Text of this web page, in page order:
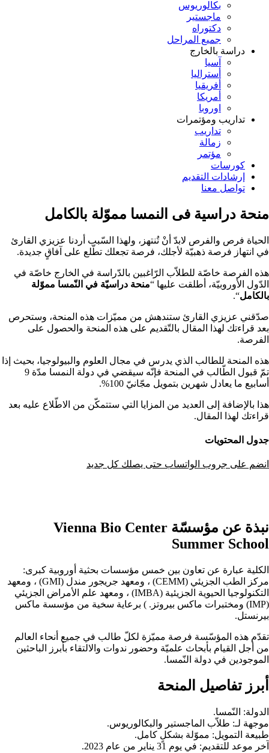
بكالوريوس
ماجستير
دكتوراه
جميع المراحل
دراسة بالخارج
آسيا
أستراليا
أفريقيا
أمريكا
اوروبا
تداريب ومؤتمرات
تداريب
زمالة
مؤتمر
كورسات
إرشادات التقديم
تواصل معنا
منحة دراسية فى النمسا مموّلة بالكامل
الحياة فرص والفرص لابدّ أنْ تُنتهز، ولهذا السّبب أردنا عزيزي القارئ
في انتهاز فرصة ذهبيّة لأجلك، فرصة تجعلك تطّلع على آفاقٍ جديدة.
هذه الفرصة خاصّة للطلاّب الرّاغبين بالدّراسة في الخارج خاصّة في
الدّول الأوروبيّة، أطلقت عليها “منحة دراسيّة في النّمسا مموّلة
بالكامل“.
صدّقني عزيزي القارئ ستندهش من مميّزات هذه المنحة، وستحرص
بعد قراءتك لهذا المقال بالتّقديم على هذه المنحة والحصول على
الفرصة.
هذه المنحة للطالب الذي يدرس في مجال العلوم والبيولوجيا، بحيث إذا
تمّ قبول الطّالب في المنحة فإنّه سيقضي في دولة النمسا مدّة 9
أسابيع ما يعادل شهرين بتمويل مجّانيّ 100%.
هذا بالإضافة إلى العديد من المزايا التي ستتمكّن من الاطّلاع عليه بعد
قراءتك لهذا المقال.
جدول المحتويات
انضم على جروب الواتساب حتى يصلك كل جديد
نبذة عن مؤسسّة Vienna Bio Center
Summer School
الكلية عبارة عن تعاون بين خمس مؤسسات بحثية أوروبية كبرى:
مركز الطب الجزيئي (CEMM) ، ومعهد جريجور مندل (GMI) ، ومعهد
التكنولوجيا الحيوية الجزيئية (IMBA) ، ومعهد علم الأمراض الجزيئي
(IMP) ومختبرات ماكس بيروتز. ) برعاية سخية من مؤسسة ماكس
بيرنستل.
تقدّم هذه المؤسّسة فرصة مميّزة لكلّ طالب في جميع أنحاء العالم
من أجل القيام بأبحاث علميّة وحضور ندوات والالتقاء بأبرز الباحثين
الموجودين في دولة النّمسا.
أبرز تفاصيل المنحة
الدولة: النّمسا.
موجهة لـ: طلاّب الماجستير والبكالوريوس.
طبيعة التمويل: مموّلة بشكلٍ كامل.
آخر موعد للتقديم: في يوم 31 يناير من عام 2023.